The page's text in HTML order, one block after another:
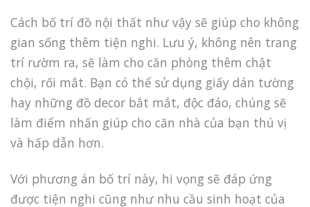
Cách bố trí đồ nội thất như vậy sẽ giúp cho không
gian sống thêm tiện nghi. Lưu ý, không nên trang
trí rườm ra, sẽ làm cho căn phòng thêm chật
chội, rối mắt. Bạn có thể sử dụng giấy dán tường
hay những đồ decor bắt mắt, độc đáo, chúng sẽ
làm điểm nhấn giúp cho căn nhà của bạn thú vị
và hấp dẫn hơn.
Với phương án bố trí này, hi vọng sẽ đáp ứng
được tiện nghi cũng như nhu cầu sinh hoạt của